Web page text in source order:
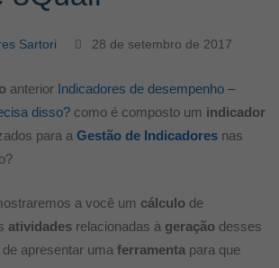
Sartori 28 de setembro de 2017
anterior Indicadores de desempenho –
disso? como é composto um indicador
para a Gestão de Indicadores nas
a você um cálculo de
atividades relacionadas à geração desses
apresentar uma ferramenta para que